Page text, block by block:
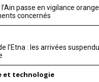
l’Ain passe en vigilance
concernés
l’Etna : les arrivées
et technologie